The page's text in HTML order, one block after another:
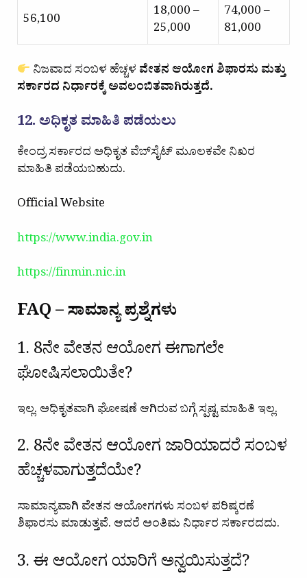
₹56,100
₹18,000 –
₹25,000
₹74,000 –
₹81,000
ನಿಜವಾದ ಸಂಬಳ ಹೆಚ್ಚಳ ವೇತನ ಆಯೋಗ ಶಿಫಾರಸು ಮತ್ತು
ಸರ್ಕಾರದ ನಿರ್ಧಾರಕ್ಕೆ ಅವಲಂಬಿತವಾಗಿರುತ್ತದೆ.
12. ಅಧಿಕೃತ ಮಾಹಿತಿ ಪಡೆಯಲು
ಕೇಂದ್ರ ಸರ್ಕಾರದ ಅಧಿಕೃತ ವೆಬ್‌ಸೈಟ್ ಮೂಲಕವೇ ನಿಖರ
ಮಾಹಿತಿ ಪಡೆಯಬಹುದು.
Official Website
https://www.india.gov.in
https://finmin.nic.in
FAQ – ಸಾಮಾನ್ಯ ಪ್ರಶ್ನೆಗಳು
1. 8ನೇ ವೇತನ ಆಯೋಗ ಈಗಾಗಲೇ
ಘೋಷಿಸಲಾಯಿತೇ?
ಇಲ್ಲ. ಅಧಿಕೃತವಾಗಿ ಘೋಷಣೆ ಆಗಿರುವ ಬಗ್ಗೆ ಸ್ಪಷ್ಟ ಮಾಹಿತಿ ಇಲ್ಲ.
2. 8ನೇ ವೇತನ ಆಯೋಗ ಜಾರಿಯಾದರೆ ಸಂಬಳ
ಹೆಚ್ಚಳವಾಗುತ್ತದೆಯೇ?
ಸಾಮಾನ್ಯವಾಗಿ ವೇತನ ಆಯೋಗಗಳು ಸಂಬಳ ಪರಿಷ್ಕರಣೆ
ಶಿಫಾರಸು ಮಾಡುತ್ತವೆ. ಆದರೆ ಅಂತಿಮ ನಿರ್ಧಾರ ಸರ್ಕಾರದದು.
3. ಈ ಆಯೋಗ ಯಾರಿಗೆ ಅನ್ವಯಿಸುತ್ತದೆ?